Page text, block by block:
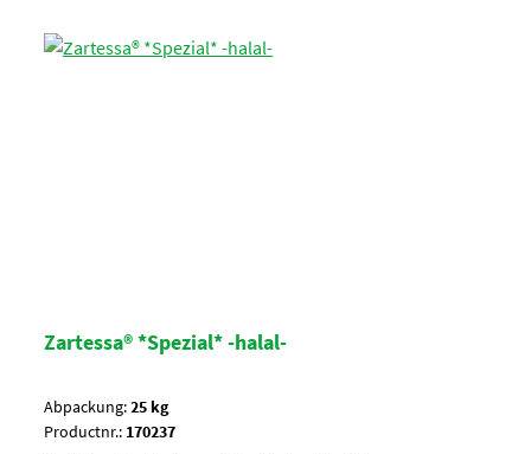
Zartessa® *Spezial* -halal-
Abpackung:25 kg
Productnr.: 170237